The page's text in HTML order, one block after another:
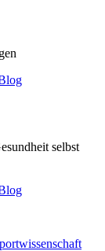
selbst